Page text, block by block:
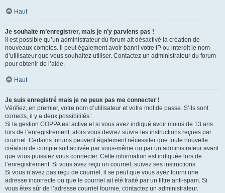
Haut
Je souhaite m’enregistrer, mais je n’y parviens pas !
Il est possible qu’un administrateur du forum ait désactivé la création de
nouveaux comptes. Il peut également avoir banni votre IP ou interdit le nom
d’utilisateur que vous souhaitez utiliser. Contactez un administrateur du forum
pour obtenir de l’aide.
Haut
Je suis enregistré mais je ne peux pas me connecter !
Vérifiez, en premier, votre nom d’utilisateur et votre mot de passe. S’ils sont
corrects, il y a deux possibilités :
Si la gestion COPPA est active et si vous avez indiqué avoir moins de 13 ans
lors de l’enregistrement, alors vous devrez suivre les instructions reçues par
courriel. Certains forums peuvent également nécessiter que toute nouvelle
création de compte soit activée par vous-même ou par un administrateur avant
que vous puissiez vous connecter. Cette information est indiquée lors de
l’enregistrement. Si vous avez reçu un courriel, suivez ses instructions.
Si vous n’avez pas reçu de courriel, il se peut que vous ayez fourni une
adresse incorrecte ou que le courriel ait été traité par un filtre anti-spam. Si
vous êtes sûr de l’adresse courriel fournie, contactez un administrateur.